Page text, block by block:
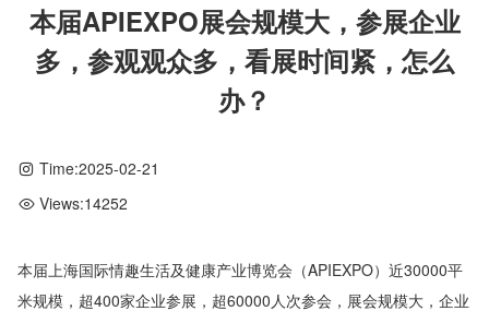
本届APIEXPO展会规模大，参展企业
多，参观观众多，看展时间紧，怎么
办？
Time:2025-02-21
Views:14252
本届上海国际情趣生活及健康产业博览会（APIEXPO）近30000平
米规模，超400家企业参展，超60000人次参会，展会规模大，企业